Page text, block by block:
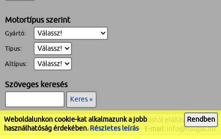
Weboldalunkon cookie-kat alkalmazunk a jobb
használhatóság érdekében.Részletes leírás
Rendben
Motortípus szerint
Gyártó:
Típus:
Altípus:
Szöveges keresés
Keres »
Motorgumi kategóriák•Kezdőlap•Vásárlástól elállás •ÁSZF
© 2019Full-Gas Kft• Tel:+36 85 550 560• E-mail: info@fullgas.hu